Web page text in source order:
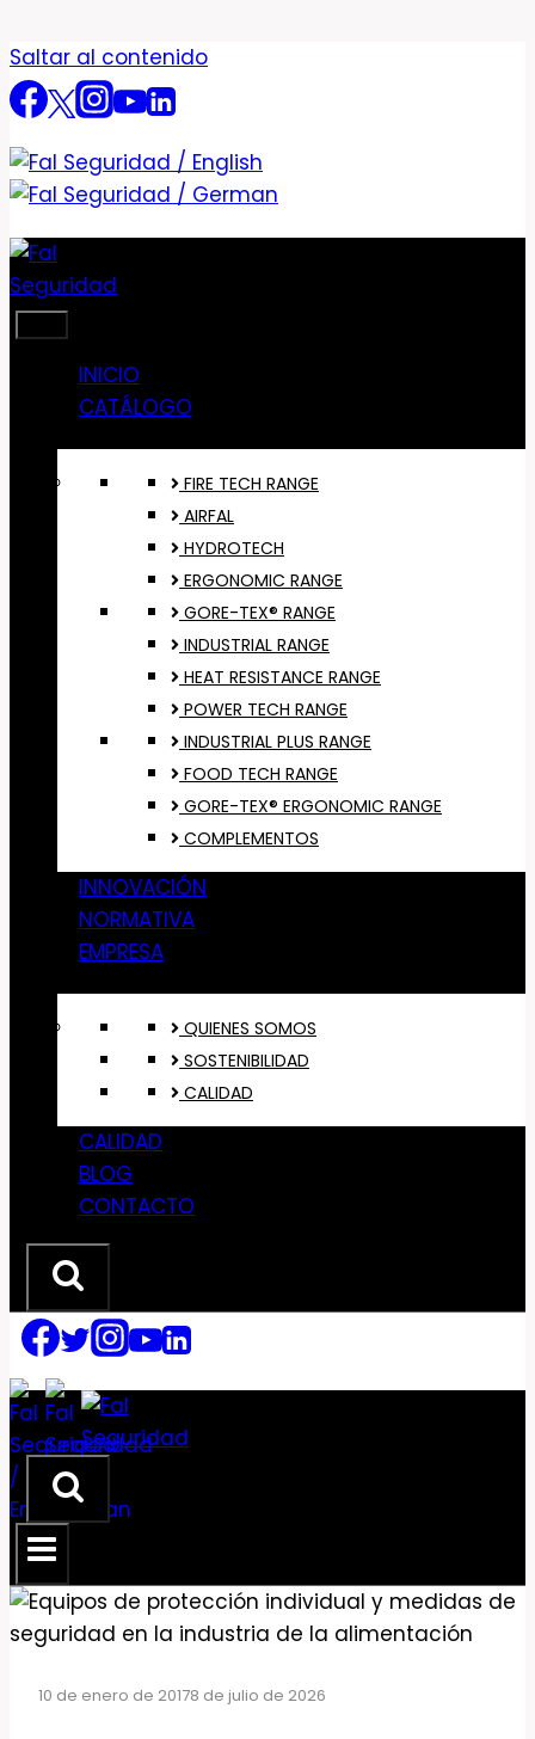
Saltar al contenido
INICIO
CATÁLOGO
FIRE TECH RANGE
AIRFAL
HYDROTECH
ERGONOMIC RANGE
GORE-TEX® RANGE
INDUSTRIAL RANGE
HEAT RESISTANCE RANGE
POWER TECH RANGE
INDUSTRIAL PLUS RANGE
FOOD TECH RANGE
GORE-TEX® ERGONOMIC RANGE
COMPLEMENTOS
INNOVACIÓN
NORMATIVA
EMPRESA
QUIENES SOMOS
SOSTENIBILIDAD
CALIDAD
CALIDAD
BLOG
CONTACTO
10 de enero de 20178 de julio de 2026